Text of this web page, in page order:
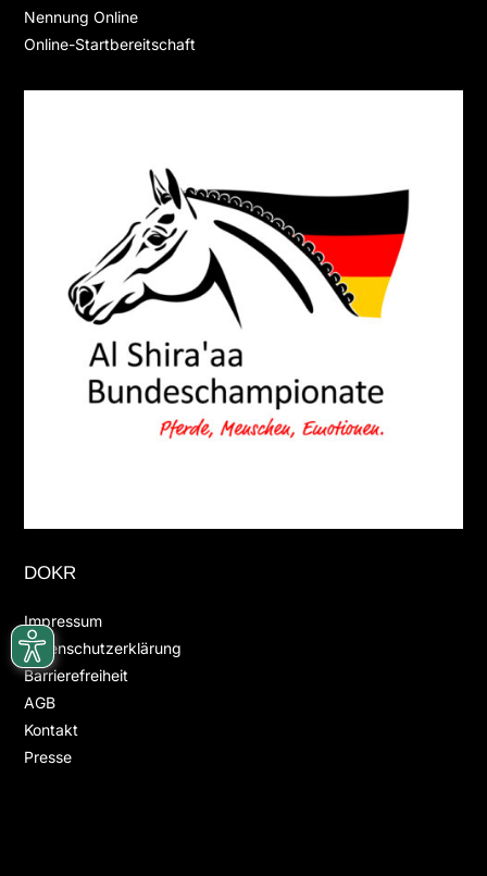
Nennung Online
Online-Startbereitschaft
DOKR
Impressum
Datenschutzerklärung
Barrierefreiheit
AGB
Kontakt
Presse